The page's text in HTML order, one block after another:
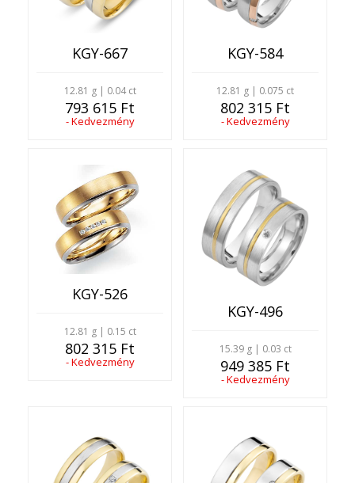
KGY-667
12.81 g | 0.04 ct
793 615 Ft
- Kedvezmény
KGY-584
12.81 g | 0.075 ct
802 315 Ft
- Kedvezmény
KGY-526
12.81 g | 0.15 ct
802 315 Ft
- Kedvezmény
KGY-496
15.39 g | 0.03 ct
949 385 Ft
- Kedvezmény